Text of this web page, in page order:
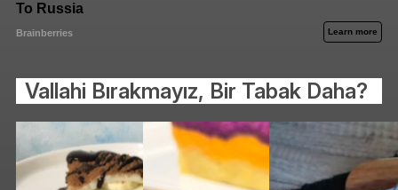
Vallahi Bırakmayız, Bir Tabak Daha?